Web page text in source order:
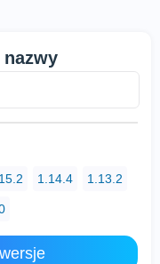
nazwy
1.14.4 1.13.2